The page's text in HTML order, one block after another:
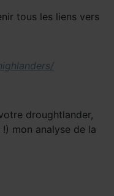
tous les liens vers
droughtlander,
mon analyse de la